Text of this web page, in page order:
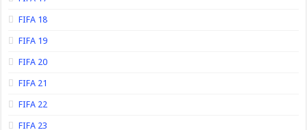
FIFA 18
FIFA 19
FIFA 20
FIFA 21
FIFA 22
FIFA 23